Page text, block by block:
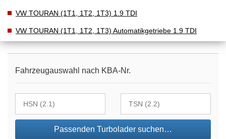
VW TOURAN (1T1, 1T2, 1T3) 1.9 TDI
VW TOURAN (1T1, 1T2, 1T3) Automatikgetriebe 1.9 TDI
Fahrzeugauswahl nach KBA-Nr.
Passenden Turbolader suchen…